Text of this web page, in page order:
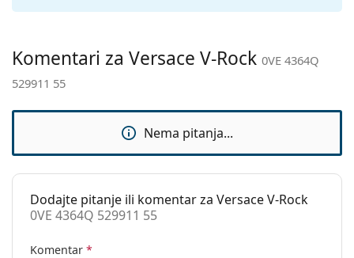
Kategorija:
Sunčane naočale
Upotreba:
Moda
Komentari za Versace V-Rock 0VE 4364Q
529911 55
Nema pitanja...
Dodajte pitanje ili komentar za Versace V-Rock
0VE 4364Q 529911 55
Komentar *